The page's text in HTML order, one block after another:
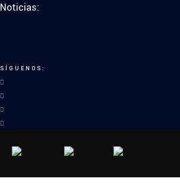
Noticias:
SÍGUENOS: